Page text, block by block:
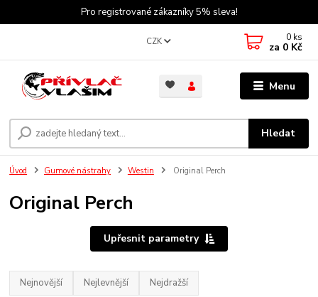
Pro registrované zákazníky 5% sleva!
Menu
CZK
Hledat
0 ks
za 0 Kč
Úvod Gumové nástrahy Westin Original Perch
Original Perch
Upřesnit parametry
Nejnovější Nejlevnější Nejdražší